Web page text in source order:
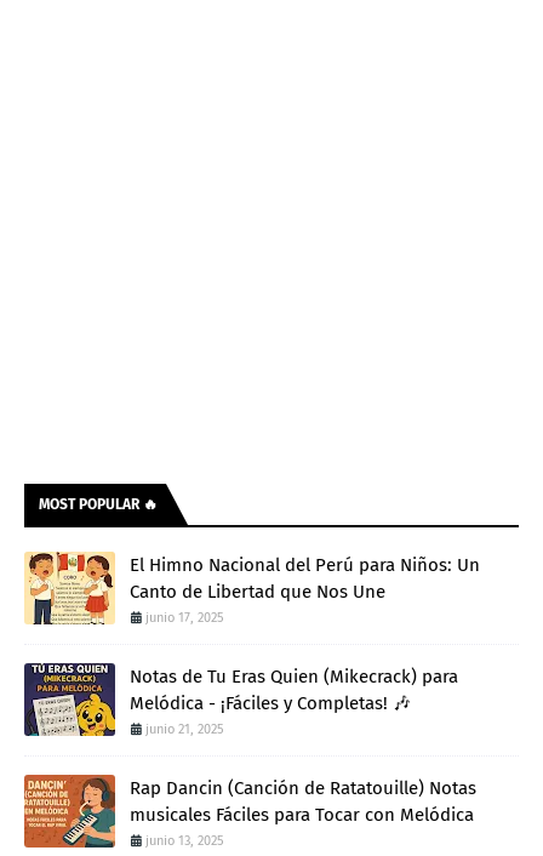
MOST POPULAR 🔥
El Himno Nacional del Perú para Niños: Un
Canto de Libertad que Nos Une
junio 17, 2025
Notas de Tu Eras Quien (Mikecrack) para
Melódica - ¡Fáciles y Completas! 🎶
junio 21, 2025
Rap Dancin (Canción de Ratatouille) Notas
musicales Fáciles para Tocar con Melódica
junio 13, 2025